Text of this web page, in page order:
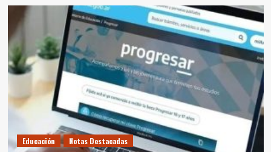
Educación Notas Destacadas